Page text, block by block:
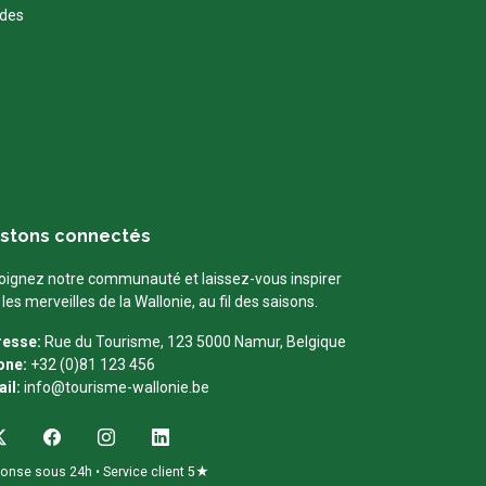
connectés
notre communauté et laissez-vous inspirer
merveilles de la Wallonie, au fil des saisons.
Rue du Tourisme, 123 5000 Namur, Belgique
+32 (0)81 123 456
info@tourisme-wallonie.be
sous 24h • Service client 5★